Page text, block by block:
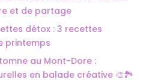
et de partage
détox : 3 recettes
printemps
au Mont-Dore :
en balade créative 🎨🏞️